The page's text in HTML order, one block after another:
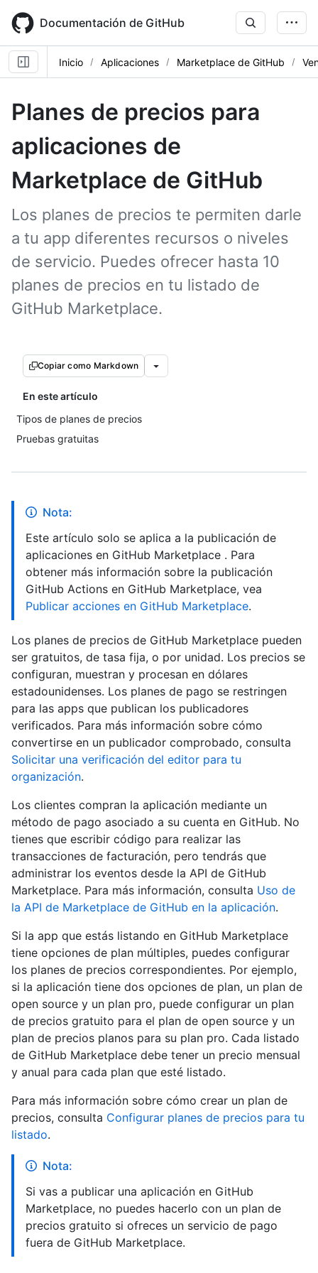
main
content
Documentación de GitHub
Inicio Aplicaciones Marketplace de GitHub
Planes de precios para
aplicaciones de
Marketplace de GitHub
Los planes de precios te permiten darle
a tu app diferentes recursos o niveles
de servicio. Puedes ofrecer hasta 10
planes de precios en tu listado de
GitHub Marketplace.
Copiar como Markdown
En este artículo
Tipos de planes de precios
Pruebas gratuitas
Nota:
Este artículo solo se aplica a la publicación de
aplicaciones en GitHub Marketplace . Para
obtener más información sobre la publicación
GitHub Actions en GitHub Marketplace, vea
Publicar acciones en GitHub Marketplace.
Los planes de precios de GitHub Marketplace pueden
ser gratuitos, de tasa fija, o por unidad. Los precios se
configuran, muestran y procesan en dólares
estadounidenses. Los planes de pago se restringen
para las apps que publican los publicadores
verificados. Para más información sobre cómo
convertirse en un publicador comprobado, consulta
Solicitar una verificación del editor para tu
organización.
Los clientes compran la aplicación mediante un
método de pago asociado a su cuenta en GitHub. No
tienes que escribir código para realizar las
transacciones de facturación, pero tendrás que
administrar los eventos desde la API de GitHub
Marketplace. Para más información, consulta Uso de
la API de Marketplace de GitHub en la aplicación.
Si la app que estás listando en GitHub Marketplace
tiene opciones de plan múltiples, puedes configurar
los planes de precios correspondientes. Por ejemplo,
si la aplicación tiene dos opciones de plan, un plan de
open source y un plan pro, puede configurar un plan
de precios gratuito para el plan de open source y un
plan de precios planos para su plan pro. Cada listado
de GitHub Marketplace debe tener un precio mensual
y anual para cada plan que esté listado.
Para más información sobre cómo crear un plan de
precios, consulta Configurar planes de precios para tu
listado.
Nota:
Si vas a publicar una aplicación en GitHub
Marketplace, no puedes hacerlo con un plan de
precios gratuito si ofreces un servicio de pago
fuera de GitHub Marketplace.